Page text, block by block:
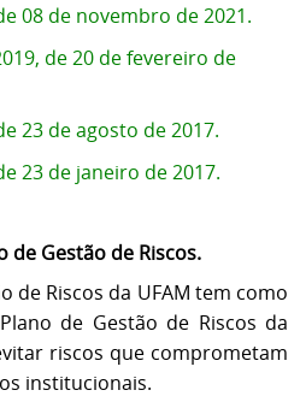
08 de novembro de 2021.
de 20 de fevereiro de
23 de agosto de 2017.
23 de janeiro de 2017.
de Gestão de Riscos.
de Riscos da UFAM tem como
de Gestão de Riscos da
riscos que comprometam
institucionais.